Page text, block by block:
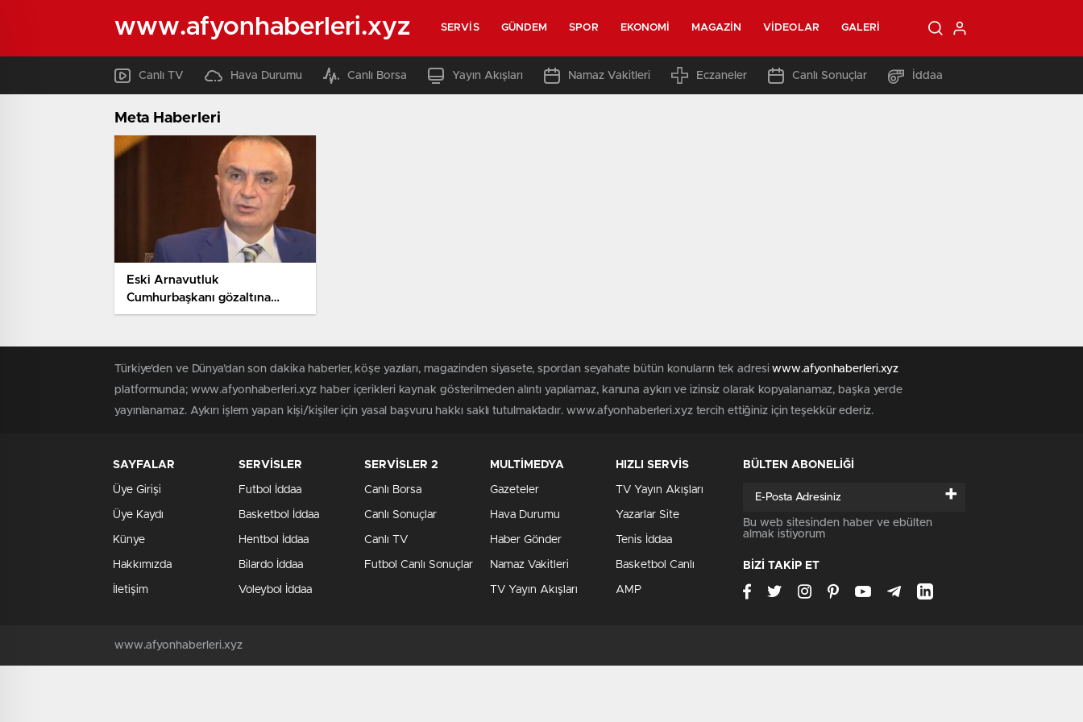
www.afyonhaberleri.xyz SERVIS GÜNDEM SPOR EKONOMI MAGAZIN VIDEOLAR GALERI
Canlı TV Hava Durumu Canlı Borsa Yayın Akışları Namaz Vakitleri Eczaneler Canlı Sonuçlar İddaa
Meta Haberleri
Eski Arnavutluk
Cumhurbaşkanı gözaltına
alındı
Türkiye'den ve Dünya’dan son dakika haberler, köşe yazıları, magazinden siyasete, spordan seyahate bütün konuların tek adresiwww.afyonhaberleri.xyz
platformunda; www.afyonhaberleri.xyz haber içerikleri kaynak gösterilmeden alıntı yapılamaz, kanuna aykırı ve izinsiz olarak kopyalanamaz, başka yerde
yayınlanamaz. Aykırı işlem yapan kişi/kişiler için yasal başvuru hakkı saklı tutulmaktadır. www.afyonhaberleri.xyz tercih ettiğiniz için teşekkür ederiz.
SAYFALAR
Üye Girişi
Üye Kaydı
Künye
Hakkımızda
İletişim
SERVİSLER
Futbol İddaa
Basketbol İddaa
Hentbol İddaa
Bilardo İddaa
Voleybol İddaa
SERVİSLER 2
Canlı Borsa
Canlı Sonuçlar
Canlı TV
Futbol Canlı Sonuçlar
MULTİMEDYA
Gazeteler
Hava Durumu
Haber Gönder
Namaz Vakitleri
TV Yayın Akışları
HIZLI SERVİS
TV Yayın Akışları
Yazarlar Site
Tenis İddaa
Basketbol Canlı
AMP
BÜLTEN ABONELİĞİ
+
Bu web sitesinden haber ve ebülten
almak istiyorum
BİZİ TAKİP ET
www.afyonhaberleri.xyz